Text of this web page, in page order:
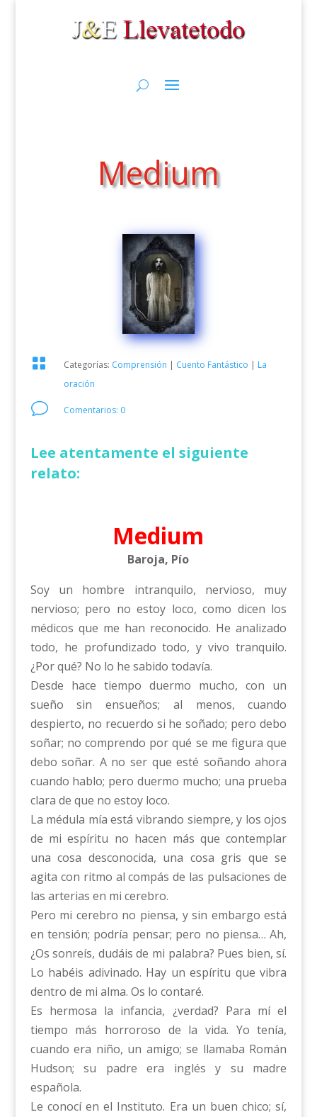
Medium
 Categorías: Comprensión | Cuento Fantástico | La
oración
v Comentarios: 0
Lee atentamente el siguiente
relato:
Medium
Baroja, Pío
Soy un hombre intranquilo, nervioso, muy
nervioso; pero no estoy loco, como dicen los
médicos que me han reconocido. He analizado
todo, he profundizado todo, y vivo tranquilo.
¿Por qué? No lo he sabido todavía.
Desde hace tiempo duermo mucho, con un
sueño sin ensueños; al menos, cuando
despierto, no recuerdo si he soñado; pero debo
soñar; no comprendo por qué se me figura que
debo soñar. A no ser que esté soñando ahora
cuando hablo; pero duermo mucho; una prueba
clara de que no estoy loco.
La médula mía está vibrando siempre, y los ojos
de mi espíritu no hacen más que contemplar
una cosa desconocida, una cosa gris que se
agita con ritmo al compás de las pulsaciones de
las arterias en mi cerebro.
Pero mi cerebro no piensa, y sin embargo está
en tensión; podría pensar; pero no piensa… Ah,
¿Os sonreís, dudáis de mi palabra? Pues bien, sí.
Lo habéis adivinado. Hay un espíritu que vibra
dentro de mi alma. Os lo contaré.
Es hermosa la infancia, ¿verdad? Para mí el
tiempo más horroroso de la vida. Yo tenía,
cuando era niño, un amigo; se llamaba Román
Hudson; su padre era inglés y su madre
española.
Le conocí en el Instituto. Era un buen chico; sí,